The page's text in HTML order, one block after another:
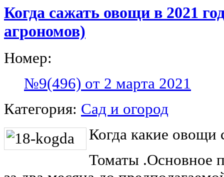
Когда сажать овощи в 2021
агрономов)
Номер:
№9(496) от 2 марта 2021
Категория: Сад и огород
Когда какие овощи
Томаты .Основное